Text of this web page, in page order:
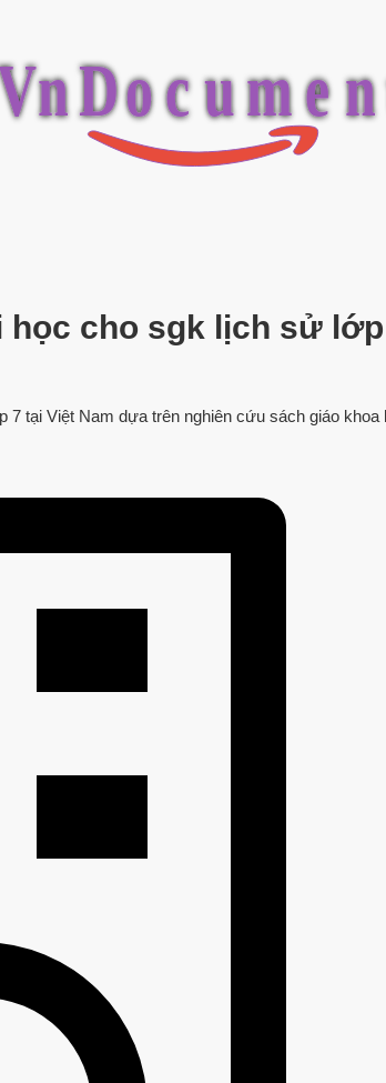
nDocumen
học cho sgk lịch sử
tại Việt Nam dựa trên nghiên cứu sách giáo khoa